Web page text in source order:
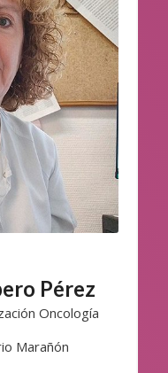
Pérez
Oncología
Marañón